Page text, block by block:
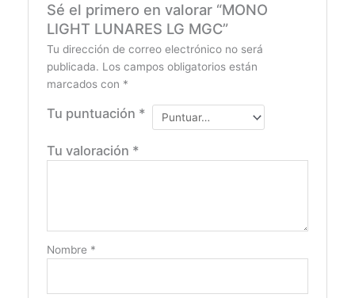
Sé el primero en valorar “MONO
LIGHT LUNARES LG MGC”
Tu dirección de correo electrónico no será
publicada. Los campos obligatorios están
marcados con *
Tu puntuación *
Tu valoración *
Nombre *